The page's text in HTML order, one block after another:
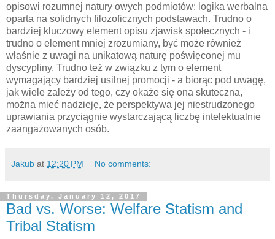
opisowi rozumnej natury owych podmiotów: logika werbalna
oparta na solidnych filozoficznych podstawach. Trudno o
bardziej kluczowy element opisu zjawisk społecznych - i
trudno o element mniej zrozumiany, być może również
właśnie z uwagi na unikatową naturę poświęconej mu
dyscypliny. Trudno też w związku z tym o element
wymagający bardziej usilnej promocji - a biorąc pod uwagę,
jak wiele zależy od tego, czy okaże się ona skuteczna,
można mieć nadzieję, że perspektywa jej niestrudzonego
uprawiania przyciągnie wystarczającą liczbę intelektualnie
zaangażowanych osób.
Jakub at 12:20 PM No comments:
Thursday, January 12, 2017
Bad vs. Worse: Welfare Statism and
Tribal Statism